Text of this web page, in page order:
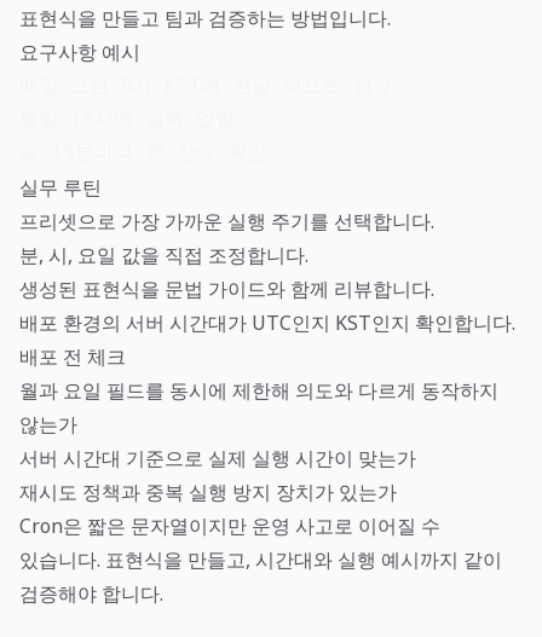
표현식을 만들고 팀과 검증하는 방법입니다.
요구사항 예시
실무 루틴
프리셋으로 가장 가까운 실행 주기를 선택합니다.
분, 시, 요일 값을 직접 조정합니다.
생성된 표현식을 문법 가이드와 함께 리뷰합니다.
배포 환경의 서버 시간대가 UTC인지 KST인지 확인합니다.
배포 전 체크
월과 요일 필드를 동시에 제한해 의도와 다르게 동작하지
않는가
서버 시간대 기준으로 실제 실행 시간이 맞는가
재시도 정책과 중복 실행 방지 장치가 있는가
Cron은 짧은 문자열이지만 운영 사고로 이어질 수
있습니다. 표현식을 만들고, 시간대와 실행 예시까지 같이
검증해야 합니다.